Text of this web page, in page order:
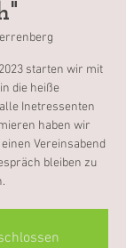
starten wir mit
die heiße
Inetressenten
haben wir
Vereinsabend
bleiben zu